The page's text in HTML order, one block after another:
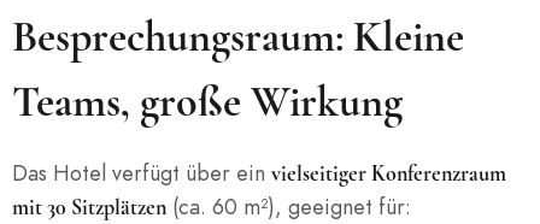
Besprechungsraum: Kleine
Teams, große Wirkung
Das Hotel verfügt über ein vielseitiger Konferenzraum
mit 30 Sitzplätzen (ca. 60 m²), geeignet für: